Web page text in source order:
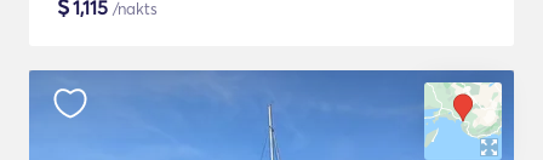
$1,115 /nakts